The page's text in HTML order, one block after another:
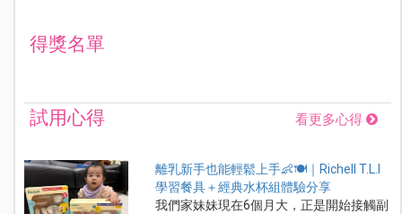
得獎名單
試用心得 看更多心得
離乳新手也能輕鬆上手👶🍽️｜Richell T.L.I
學習餐具＋經典水杯組體驗分享
我們家妹妹現在6個月大，正是開始接觸副